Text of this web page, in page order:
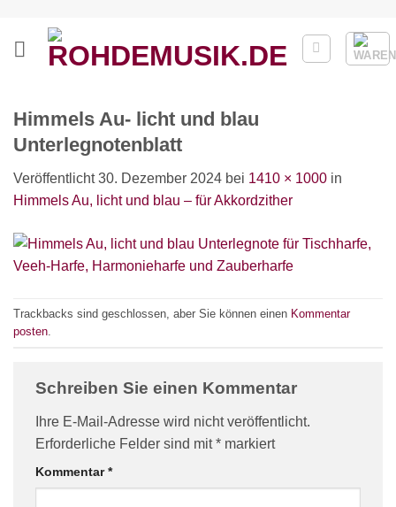
springen
Himmels Au- licht und blau
Unterlegnotenblatt
Veröffentlicht30. Dezember 2024 bei 1410 × 1000 in
Himmels Au, licht und blau – für Akkordzither
Trackbacks sind geschlossen, aber Sie können einen Kommentar
posten
Schreiben Sie einen Kommentar
Ihre E-Mail-Adresse wird nicht veröffentlicht.
Erforderliche Felder sind mit* markiert
Kommentar*